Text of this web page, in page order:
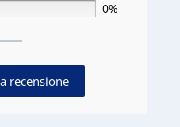
0%
recensione